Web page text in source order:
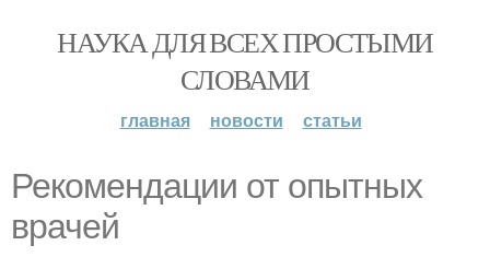
НАУКА ДЛЯ ВСЕХ ПРОСТЫМИ
СЛОВАМИ
главная новости статьи
Рекомендации от опытных
врачей